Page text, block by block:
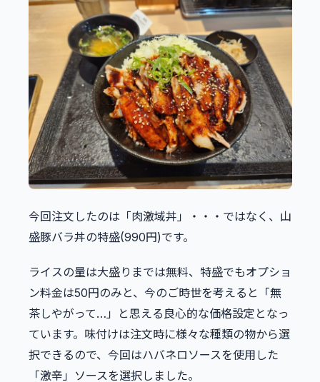
今回注文したのは「肉激域丼」・・・ではなく、山
盛豚バラ丼の特盛(990円)です。
ライスの量は大盛りまでは無料、特盛でもオプショ
ン料金は50円のみと、今のご時世を考えると「無
茶しやがって…」と思える良心的な価格設定となっ
ています。味付けは注文時に様々な種類の物から選
択できるので、今回はハバネロソースを使用した
「激辛」ソースを選択しました。